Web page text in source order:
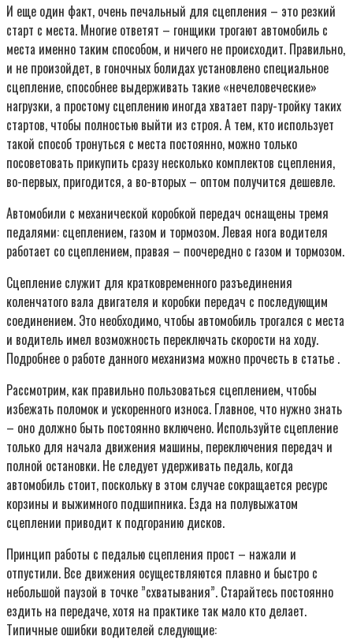
И еще один факт, очень печальный для сцепления – это резкий
старт с места. Многие ответят – гонщики трогают автомобиль с
места именно таким способом, и ничего не происходит. Правильно,
и не произойдет, в гоночных болидах установлено специальное
сцепление, способнее выдерживать такие «нечеловеческие»
нагрузки, а простому сцеплению иногда хватает пару-тройку таких
стартов, чтобы полностью выйти из строя. А тем, кто использует
такой способ тронуться с места постоянно, можно только
посоветовать прикупить сразу несколько комплектов сцепления,
во-первых, пригодится, а во-вторых – оптом получится дешевле.
Автомобили с механической коробкой передач оснащены тремя
педалями: сцеплением, газом и тормозом. Левая нога водителя
работает со сцеплением, правая – поочередно с газом и тормозом.
Сцепление служит для кратковременного разъединения
коленчатого вала двигателя и коробки передач с последующим
соединением. Это необходимо, чтобы автомобиль трогался с места
и водитель имел возможность переключать скорости на ходу.
Подробнее о работе данного механизма можно прочесть в статье .
Рассмотрим, как правильно пользоваться сцеплением, чтобы
избежать поломок и ускоренного износа. Главное, что нужно знать
– оно должно быть постоянно включено. Используйте сцепление
только для начала движения машины, переключения передач и
полной остановки. Не следует удерживать педаль, когда
автомобиль стоит, поскольку в этом случае сокращается ресурс
корзины и выжимного подшипника. Езда на полувыжатом
сцеплении приводит к подгоранию дисков.
Принцип работы с педалью сцепления прост – нажали и
отпустили. Все движения осуществляются плавно и быстро с
небольшой паузой в точке ”схватывания”. Старайтесь постоянно
ездить на передаче, хотя на практике так мало кто делает.
Типичные ошибки водителей следующие: